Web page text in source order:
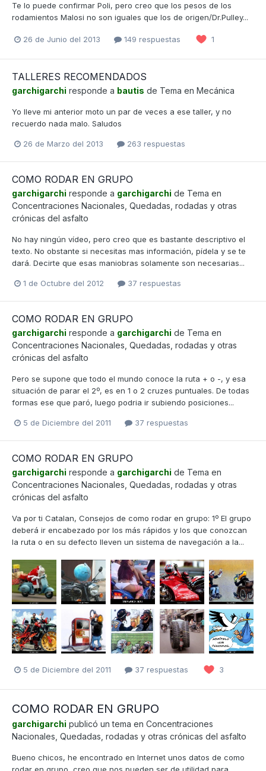
Te lo puede confirmar Poli, pero creo que los pesos de los
rodamientos Malosi no son iguales que los de origen/Dr.Pulley...
26 de Junio del 2013 149 respuestas 1
TALLERES RECOMENDADOS
garchigarchi responde a bautis de Tema en Mecánica
Yo lleve mi anterior moto un par de veces a ese taller, y no
recuerdo nada malo. Saludos
26 de Marzo del 2013 263 respuestas
COMO RODAR EN GRUPO
garchigarchi responde a garchigarchi de Tema en
Concentraciones Nacionales, Quedadas, rodadas y otras
crónicas del asfalto
No hay ningún vídeo, pero creo que es bastante descriptivo el
texto. No obstante si necesitas mas información, pídela y se te
dará. Decirte que esas maniobras solamente son necesarias...
1 de Octubre del 2012 37 respuestas
COMO RODAR EN GRUPO
garchigarchi responde a garchigarchi de Tema en
Concentraciones Nacionales, Quedadas, rodadas y otras
crónicas del asfalto
Pero se supone que todo el mundo conoce la ruta + o -, y esa
situación de parar el 2º, es en 1 o 2 cruzes puntuales. De todas
formas ese que paró, luego podria ir subiendo posiciones...
5 de Diciembre del 2011 37 respuestas
COMO RODAR EN GRUPO
garchigarchi responde a garchigarchi de Tema en
Concentraciones Nacionales, Quedadas, rodadas y otras
crónicas del asfalto
Va por ti Catalan, Consejos de como rodar en grupo: 1º El grupo
deberá ir encabezado por los más rápidos y los que conozcan
la ruta o en su defecto lleven un sistema de navegación a la...
5 de Diciembre del 2011 37 respuestas 3
COMO RODAR EN GRUPO
garchigarchi publicó un tema en Concentraciones
Nacionales, Quedadas, rodadas y otras crónicas del asfalto
Bueno chicos, he encontrado en Internet unos datos de como
rodar en grupo, creo que nos pueden ser de utilidad para